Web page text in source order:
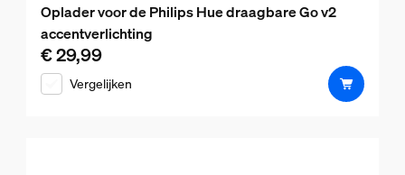
Oplader voor de Philips Hue draagbare Go v2
accentverlichting
De huidige prijs is € 29,99
€ 29,99
Vergelijken